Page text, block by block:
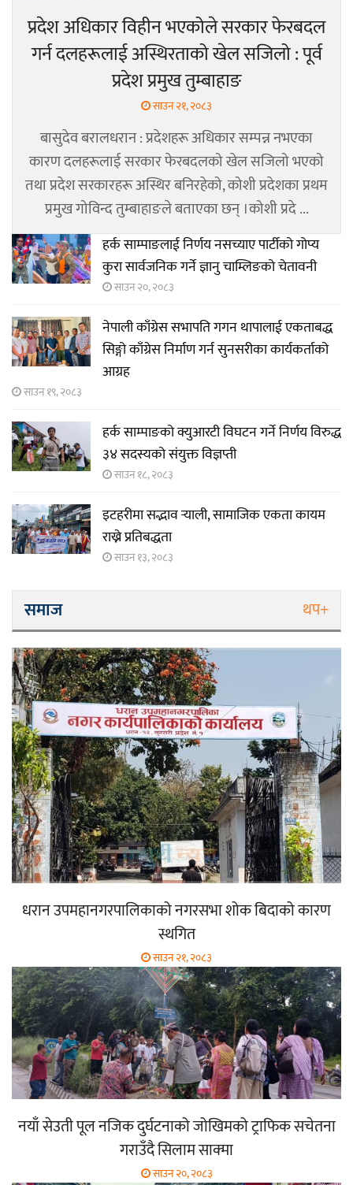
प्रदेश अधिकार विहीन भएकोले सरकार फेरबदल
गर्न दलहरूलाई अस्थिरताको खेल सजिलो : पूर्व
प्रदेश प्रमुख तुम्बाहाङ
साउन २१, २०८३
बासुदेव बरालधरान : प्रदेशहरू अधिकार सम्पन्न नभएका
कारण दलहरूलाई सरकार फेरबदलको खेल सजिलो भएको
तथा प्रदेश सरकारहरू अस्थिर बनिरहेको, कोशी प्रदेशका प्रथम
प्रमुख गोविन्द तुम्बाहाङले बताएका छन् ।कोशी प्रदे ...
हर्क साम्पाङलाई निर्णय नसच्याए पार्टीको गोप्य
कुरा सार्वजनिक गर्ने ज्ञानु चाम्लिङको चेतावनी
साउन २०, २०८३
नेपाली काँग्रेस सभापति गगन थापालाई एकताबद्ध
सिङ्गो काँग्रेस निर्माण गर्न सुनसरीका कार्यकर्ताको
आग्रह
साउन १९, २०८३
हर्क साम्पाङको क्युआरटी विघटन गर्ने निर्णय विरुद्ध
३४ सदस्यको संयुक्त विज्ञप्ती
साउन १८, २०८३
इटहरीमा सद्भाव र्‍याली, सामाजिक एकता कायम
राख्ने प्रतिबद्धता
साउन १३, २०८३
समाज थप+
धरान उपमहानगरपालिकाको नगरसभा शोक बिदाको कारण
स्थगित
साउन २१, २०८३
नयाँ सेउती पूल नजिक दुर्घटनाको जोखिमको ट्राफिक सचेतना
गराउँदै सिलाम साक्मा
साउन २०, २०८३